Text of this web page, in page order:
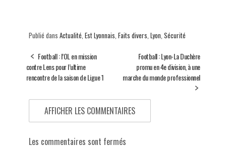
Publié dans Actualité, Est Lyonnais, Faits divers, Lyon, Sécurité
Football : l’OL en mission
contre Lens pour l’ultime
rencontre de la saison de Ligue 1
Football : Lyon-La Duchère
promu en 4e division, à une
marche du monde professionnel
AFFICHER LES COMMENTAIRES
Les commentaires sont fermés